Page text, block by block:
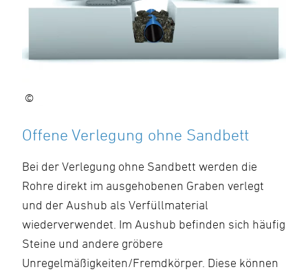
©
Offene Verlegung ohne Sandbett
Bei der Verlegung ohne Sandbett werden die
Rohre direkt im ausgehobenen Graben verlegt
und der Aushub als Verfüllmaterial
wiederverwendet. Im Aushub befinden sich häufig
Steine und andere gröbere
Unregelmäßigkeiten/Fremdkörper. Diese können